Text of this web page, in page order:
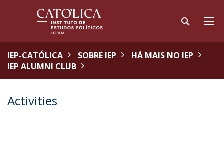
IEP-CATÓLICA SOBRE IEP
HÁ MAIS NO IEP
IEP ALUMNI CLUB
Activities